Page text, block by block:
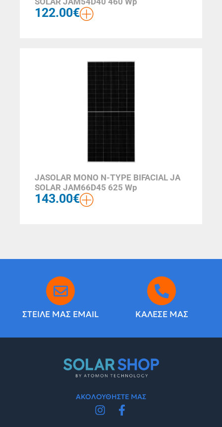
122.00€
JASOLAR MONO N-TYPE BIFACIAL JA
SOLAR JAM66D45 625 Wp
143.00€
ΣΤΕΙΛΕ ΜΑΣ EMAIL ΚΑΛΕΣΕ ΜΑΣ
ΑΚΟΛΟΥΘΗΣΤΕ ΜΑΣ